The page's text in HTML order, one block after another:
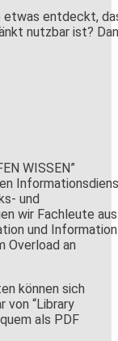
etwas entdeckt,
nutzbar ist?
WISSEN”
und
wir Fachleute aus
und Information
Overload an
können sich
von “Library
als PDF